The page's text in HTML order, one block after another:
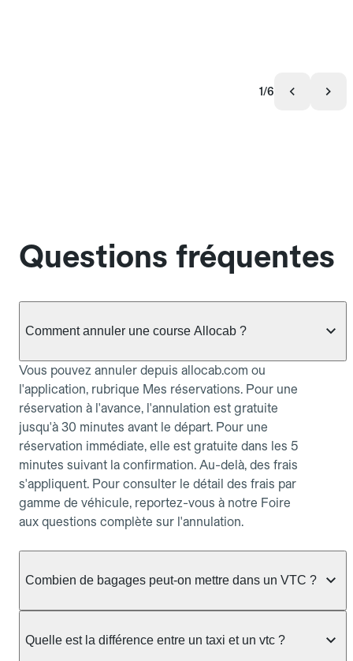
1/6
Questions fréquentes
Comment annuler une course Allocab ?
Vous pouvez annuler depuis allocab.com ou
l'application, rubrique Mes réservations. Pour une
réservation à l'avance, l'annulation est gratuite
jusqu'à 30 minutes avant le départ. Pour une
réservation immédiate, elle est gratuite dans les 5
minutes suivant la confirmation. Au-delà, des frais
s'appliquent. Pour consulter le détail des frais par
gamme de véhicule, reportez-vous à notre Foire
aux questions complète sur l'annulation.
Combien de bagages peut-on mettre dans un VTC ?
réservée :
Quelle est la différence entre un taxi et un vtc ?